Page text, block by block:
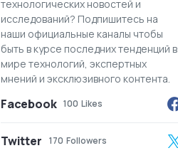
технологических новостей и
исследований? Подпишитесь на
наши официальные каналы чтобы
быть в курсе последних тенденций в
мире технологий, экспертных
мнений и эксклюзивного контента.
Facebook 100 Likes
Twitter 170 Followers